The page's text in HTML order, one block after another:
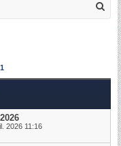
1
2026 11:16